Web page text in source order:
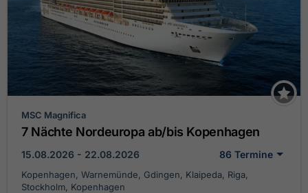
MSC Magnifica
7 Nächte Nordeuropa ab/bis Kopenhagen
15.08.2026 - 22.08.2026 86 Termine
Kopenhagen, Warnemünde, Gdingen, Klaipeda, Riga,
Stockholm, Kopenhagen